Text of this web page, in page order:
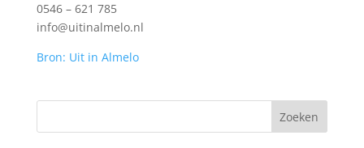
0546 – 621 785
info@uitinalmelo.nl
Bron: Uit in Almelo